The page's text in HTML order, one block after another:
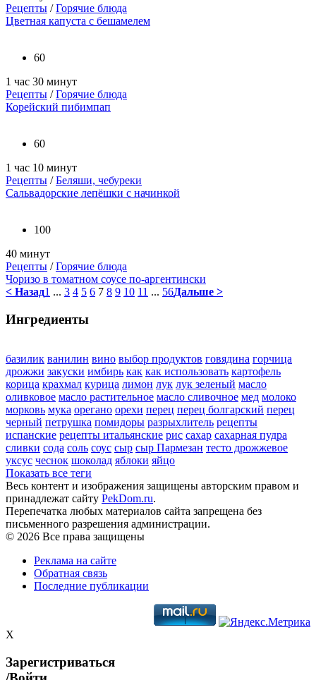
Рецепты /Горячие блюда
Цветная капуста с бешамелем
60
1 час 30 минут
Рецепты /Горячие блюда
Корейский пибимпап
60
1 час 10 минут
Рецепты /Беляши, чебуреки
Сальвадорские лепёшки с начинкой
100
40 минут
Рецепты /Горячие блюда
Чоризо в томатном соусе по-аргентински
< Назад1 ... 3 4 5 6 7 8 9 10 11 ... 56Дальше >
Ингредиенты
базилик ванилин вино выбор продуктов говядина горчица
дрожжи закуски имбирь как как использовать картофель
корица крахмал курица лимон лук лук зеленый масло
оливковое масло растительное масло сливочное мед молоко
морковь мука орегано орехи перец перец болгарский перец
черный петрушка помидоры разрыхлитель рецепты
испанские рецепты итальянские рис сахар сахарная пудра
сливки сода соль соус сыр сыр Пармезан тесто дрожжевое
уксус чеснок шоколад яблоки яйцо
Показать все теги
Весь контент и изображения защищены авторским правом и
принадлежат сайту PekDom.ru.
Перепечатка любых материалов сайта запрещена без
письменного разрешения администрации.
© 2026 Все права защищены
Реклама на сайте
Обратная связь
Последние публикации
X
Зарегистриваться